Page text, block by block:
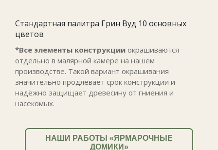
Стандартная палитра Грин Вуд 10 основных
цветов
*Все элементы конструкции окрашиваются
отдельно в малярной камере на нашем
производстве. Такой вариант окрашивания
значительно продлевает срок конструкции и
надёжно защищает древесину от гниения и
насекомых.
НАШИ РАБОТЫ «ЯРМАРОЧНЫЕ
ДОМИКИ»